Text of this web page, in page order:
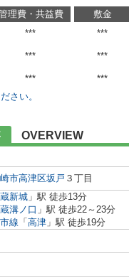
理費・共益費 敷金
*** ***
*** ***
*** ***
さい。
OVERVIEW
市高津区坂戸 ３丁目
新城 」駅 徒歩13分
溝ノ口 」駅 徒歩22～23分
線 「 高津 」駅 徒歩19分